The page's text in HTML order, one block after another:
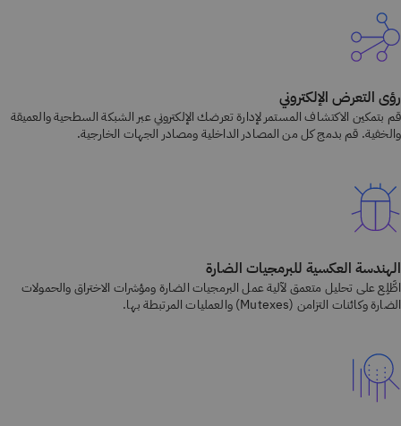
رؤى التعرض الإلكتروني
قم بتمكين الاكتشاف المستمر لإدارة تعرضك الإلكتروني عبر الشبكة السطحية والعميقة
والخفية. قم بدمج كل من المصادر الداخلية ومصادر الجهات الخارجية.
الهندسة العكسية للبرمجيات الضارة
اطَّلِع على تحليل متعمق لآلية عمل البرمجيات الضارة ومؤشرات الاختراق والحمولات
الضارة وكائنات التزامن (Mutexes) والعمليات المرتبطة بها.